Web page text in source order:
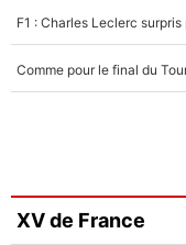
XV de France